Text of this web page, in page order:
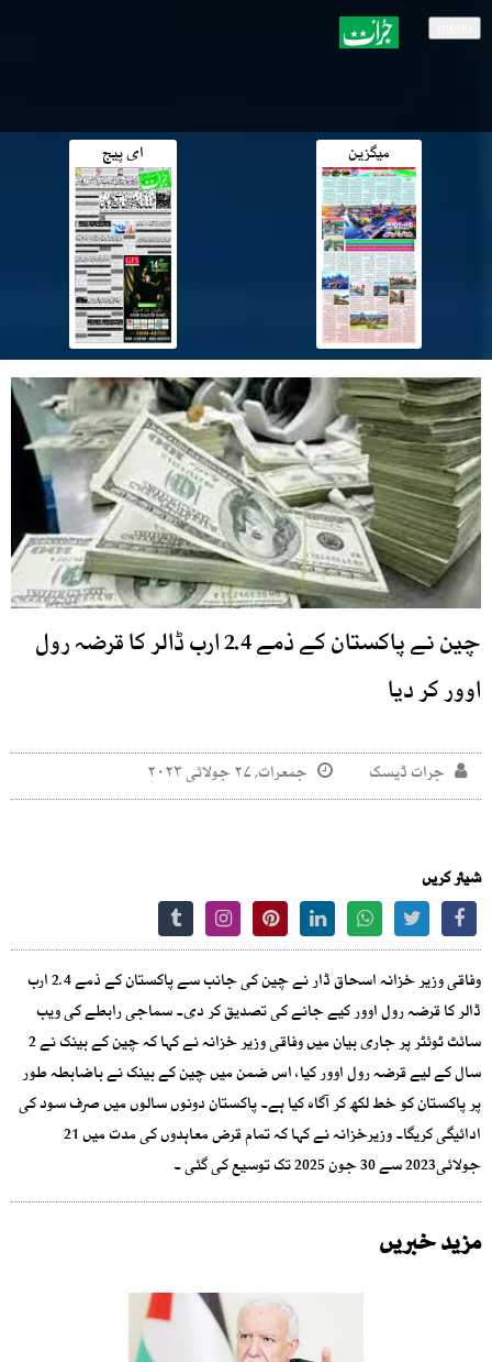
میگزین ای پیج
چین نے پاکستان کے ذمے 2.4 ارب ڈالر کا قرضہ رول
اوور کر دیا
جرات ڈیسک جمعرات, ۲۷ جولائی ۲۰۲۳
شیئر کریں
وفاقی وزیر خزانہ اسحاق ڈار نے چین کی جانب سے پاکستان کے ذمے 2.4 ارب
ڈالر کا قرضہ رول اوور کیے جانے کی تصدیق کر دی۔ سماجی رابطے کی ویب
سائٹ ٹوئٹر پر جاری بیان میں وفاقی وزیر خزانہ نے کہا کہ چین کے بینک نے 2
سال کے لیے قرضہ رول اوور کیا، اس ضمن میں چین کے بینک نے باضابطہ طور
پر پاکستان کو خط لکھ کر آگاہ کیا ہے۔ پاکستان دونوں سالوں میں صرف سود کی
ادائیگی کریگا۔ وزیرخزانہ نے کہا کہ تمام قرض معاہدوں کی مدت میں 21
جولائی2023 سے 30 جون 2025 تک توسیع کی گئی ۔
مزید خبریں